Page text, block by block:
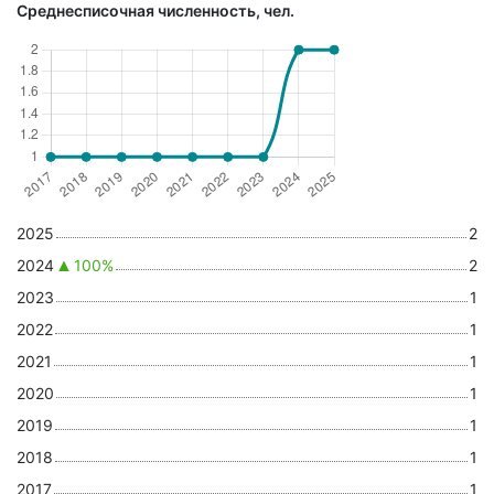
Среднесписочная численность, чел.
2025
2
2024
100%
2
2023
1
2022
1
2021
1
2020
1
2019
1
2018
1
2017
1